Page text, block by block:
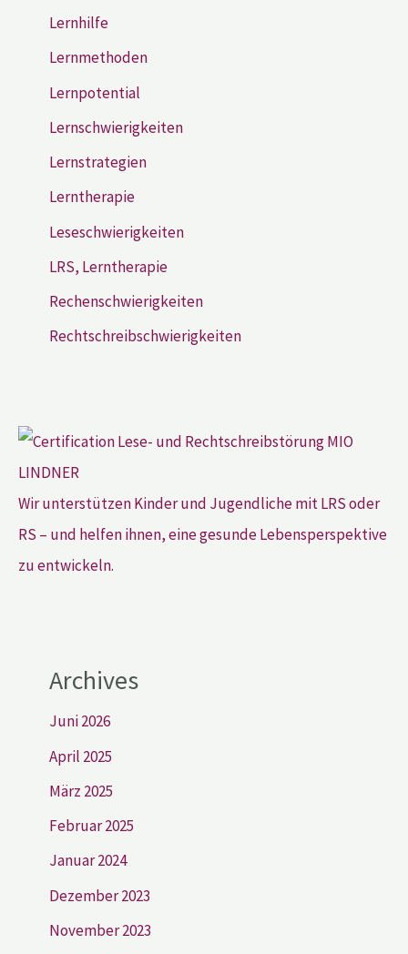
Lernhilfe
Lernmethoden
Lernpotential
Lernschwierigkeiten
Lernstrategien
Lerntherapie
Leseschwierigkeiten
LRS, Lerntherapie
Rechenschwierigkeiten
Rechtschreibschwierigkeiten
Wir unterstützen Kinder und Jugendliche mit LRS oder
RS – und helfen ihnen, eine gesunde Lebensperspektive
zu entwickeln.
Archives
Juni 2026
April 2025
März 2025
Februar 2025
Januar 2024
Dezember 2023
November 2023